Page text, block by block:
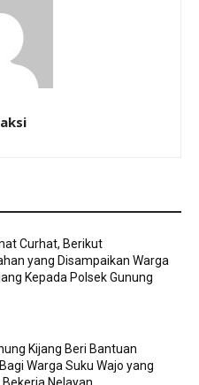
Curhat, Berikut
yang Disampaikan Warga
Kepada Polsek Gunung
Kijang Beri Bantuan
Warga Suku Wajo yang
Nelayan